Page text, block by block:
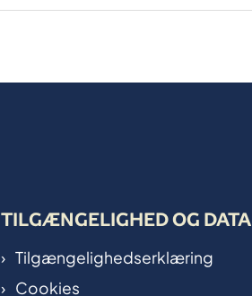
TILGÆNGELIGHED OG DATA
Tilgængelighedserklæring
Cookies